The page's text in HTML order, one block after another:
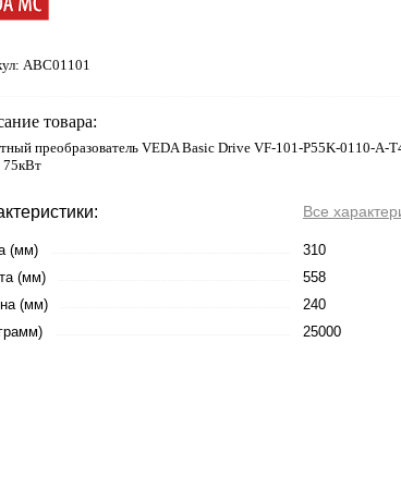
ABC01101
товара:
преобразователь VEDA Basic Drive VF-101-P55K-0110-A-
Все
(мм)
310
(мм)
558
(мм)
240
25000